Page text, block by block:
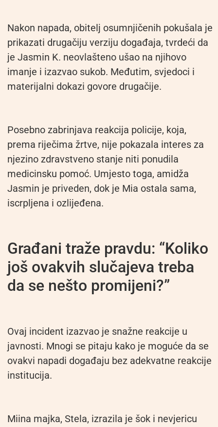
Nakon napada, obitelj osumnjičenih pokušala je
prikazati drugačiju verziju događaja, tvrdeći da
je Jasmin K. neovlašteno ušao na njihovo
imanje i izazvao sukob. Međutim, svjedoci i
materijalni dokazi govore drugačije.
Posebno zabrinjava reakcija policije, koja,
prema riječima žrtve, nije pokazala interes za
njezino zdravstveno stanje niti ponudila
medicinsku pomoć. Umjesto toga, amidža
Jasmin je priveden, dok je Mia ostala sama,
iscrpljena i ozlijeđena.
Građani traže pravdu: “Koliko
još ovakvih slučajeva treba
da se nešto promijeni?”
Ovaj incident izazvao je snažne reakcije u
javnosti. Mnogi se pitaju kako je moguće da se
ovakvi napadi događaju bez adekvatne reakcije
institucija.
Miina majka, Stela, izrazila je šok i nevjericu